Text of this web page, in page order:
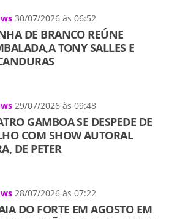
30/07/2026 às 06:52
DE BRANCO REÚNE
TONY SALLES E
29/07/2026 às 09:48
GAMBOA SE DESPEDE DE
COM SHOW AUTORAL
DE PETER
28/07/2026 às 07:22
DO FORTE EM AGOSTO EM